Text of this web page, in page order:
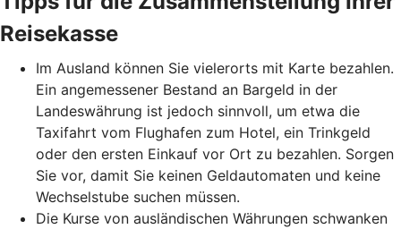
Reisekasse
Im Ausland können Sie vielerorts mit Karte bezahlen.
Ein angemessener Bestand an Bargeld in der
Landeswährung ist jedoch sinnvoll, um etwa die
Taxifahrt vom Flughafen zum Hotel, ein Trinkgeld
oder den ersten Einkauf vor Ort zu bezahlen. Sorgen
Sie vor, damit Sie keinen Geldautomaten und keine
Wechselstube suchen müssen.
Die Kurse von ausländischen Währungen schwanken